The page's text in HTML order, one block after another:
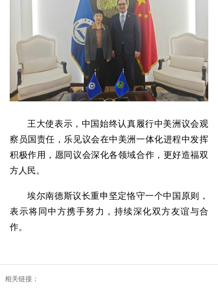
王大使表示，中国始终认真履行中美洲议会观
察员国责任，乐见议会在中美洲一体化进程中发挥
积极作用，愿同议会深化各领域合作，更好造福双
方人民。
埃尔南德斯议长重申坚定恪守一个中国原则，
表示将同中方携手努力，持续深化双方友谊与合
作。
相关链接：